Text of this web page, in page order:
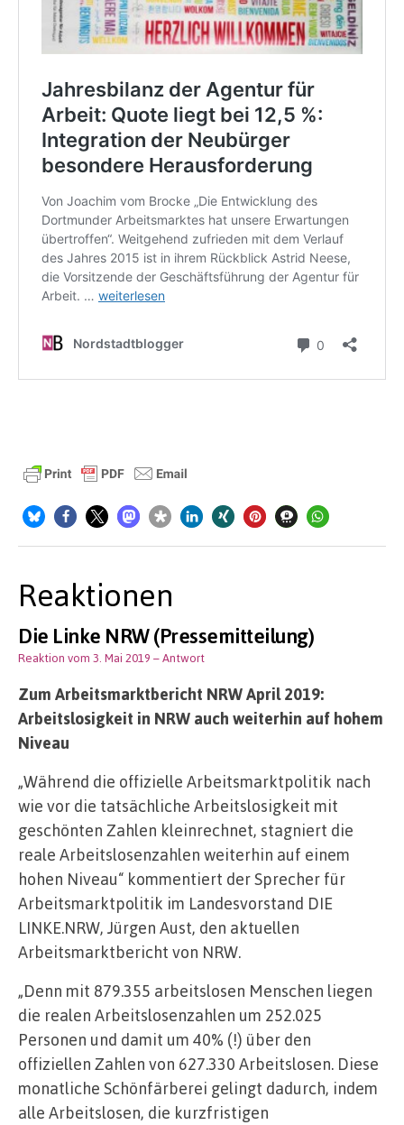
Reaktionen
Die Linke NRW (Pressemitteilung)
Reaktion vom 3. Mai 2019 – Antwort
Zum Arbeitsmarktbericht NRW April 2019:
Arbeitslosigkeit in NRW auch weiterhin auf hohem
Niveau
„Während die offizielle Arbeitsmarktpolitik nach
wie vor die tatsächliche Arbeitslosigkeit mit
geschönten Zahlen kleinrechnet, stagniert die
reale Arbeitslosenzahlen weiterhin auf einem
hohen Niveau“ kommentiert der Sprecher für
Arbeitsmarktpolitik im Landesvorstand DIE
LINKE.NRW, Jürgen Aust, den aktuellen
Arbeitsmarktbericht von NRW.
„Denn mit 879.355 arbeitslosen Menschen liegen
die realen Arbeitslosenzahlen um 252.025
Personen und damit um 40% (!) über den
offiziellen Zahlen von 627.330 Arbeitslosen. Diese
monatliche Schönfärberei gelingt dadurch, indem
alle Arbeitslosen, die kurzfristigen